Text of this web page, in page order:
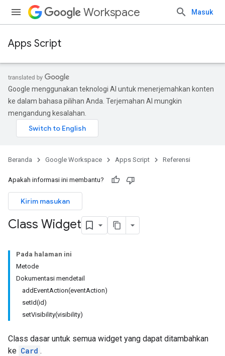
Workspace Masuk
Apps Script
Google menggunakan teknologi AI untuk menerjemahkan konten
ke dalam bahasa pilihan Anda. Terjemahan AI mungkin
mengandung kesalahan.
Beranda Google Workspace Apps Script Referensi
Apakah informasi ini membantu?
Kirim masukan
Class Widget
Pada halaman ini
Metode
Dokumentasi mendetail
addEventAction(eventAction)
setId(id)
setVisibility(visibility)
Class dasar untuk semua widget yang dapat ditambahkan
ke Card .